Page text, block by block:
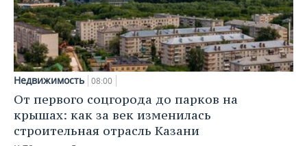
Недвижимость 08:00
От первого соцгорода до парков на
крышах: как за век изменилась
строительная отрасль Казани